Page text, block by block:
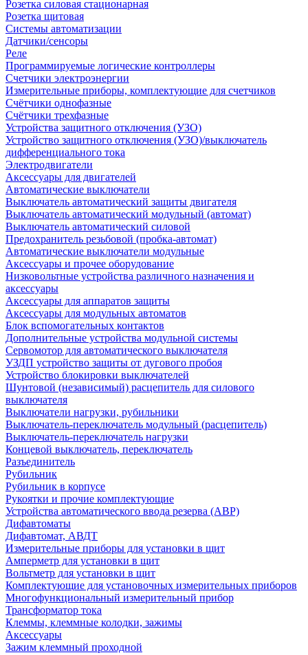
Розетка силовая стационарная
Розетка щитовая
Системы автоматизации
Датчики/сенсоры
Реле
Программируемые логические контроллеры
Счетчики электроэнергии
Измерительные приборы, комплектующие для счетчиков
Счётчики однофазные
Счётчики трехфазные
Устройства защитного отключения (УЗО)
Устройство защитного отключения (УЗО)/выключатель
дифференциального тока
Электродвигатели
Аксессуары для двигателей
Автоматические выключатели
Выключатель автоматический защиты двигателя
Выключатель автоматический модульный (автомат)
Выключатель автоматический силовой
Предохранитель резьбовой (пробка-автомат)
Автоматические выключатели модульные
Аксессуары и прочее оборудование
Низковольтные устройства различного назначения и
аксессуары
Аксессуары для аппаратов защиты
Аксессуары для модульных автоматов
Блок вспомогательных контактов
Дополнительные устройства модульной системы
Сервомотор для автоматического выключателя
УЗДП устройство защиты от дугового пробоя
Устройство блокировки выключателей
Шунтовой (независимый) расцепитель для силового
выключателя
Выключатели нагрузки, рубильники
Выключатель-переключатель модульный (расцепитель)
Выключатель-переключатель нагрузки
Концевой выключатель, переключатель
Разъединитель
Рубильник
Рубильник в корпусе
Рукоятки и прочие комплектующие
Устройства автоматического ввода резерва (АВР)
Дифавтоматы
Дифавтомат, АВДТ
Измерительные приборы для установки в щит
Амперметр для установки в щит
Вольтметр для установки в щит
Комплектующие для установочных измерительных приборов
Многофункциональный измерительный прибор
Трансформатор тока
Клеммы, клеммные колодки, зажимы
Аксессуары
Зажим клеммный проходной